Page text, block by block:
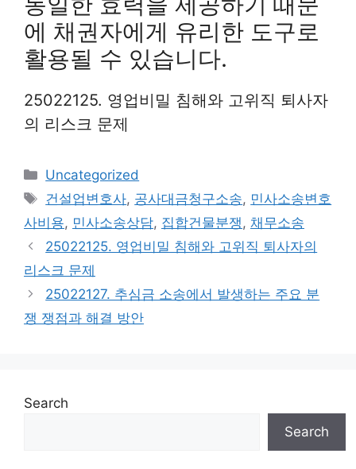
에 채권자에게 유리한 도구로
활용될 수 있습니다.
25022125. 영업비밀 침해와 고위직 퇴사자
의 리스크 문제
Categories
Uncategorized
Tags
건설업변호사, 공사대금청구소송, 민사소송변호
사비용, 민사소송상담, 집합건물분쟁 , 채무소송
25022125. 영업비밀 침해와 고위직 퇴사자의
리스크 문제
25022127. 추심금 소송에서 발생하는 주요 분
쟁 쟁점과 해결 방안
Search
Search